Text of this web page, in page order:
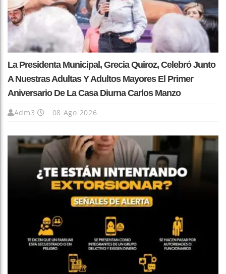
La Presidenta Municipal, Grecia Quiroz, Celebró Junto
A Nuestras Adultas Y Adultos Mayores El Primer
Aniversario De La Casa Diurna Carlos Manzo
Adm3 08 Ago 2026